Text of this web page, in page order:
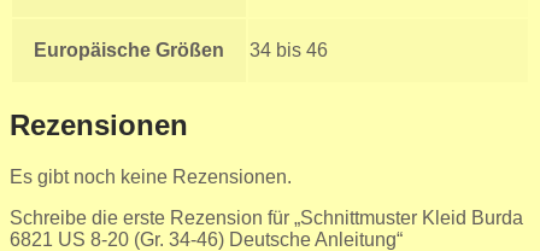
Europäische Größen 34 bis 46
Rezensionen
Es gibt noch keine Rezensionen.
Schreibe die erste Rezension für „Schnittmuster Kleid Burda
6821 US 8-20 (Gr. 34-46) Deutsche Anleitung“